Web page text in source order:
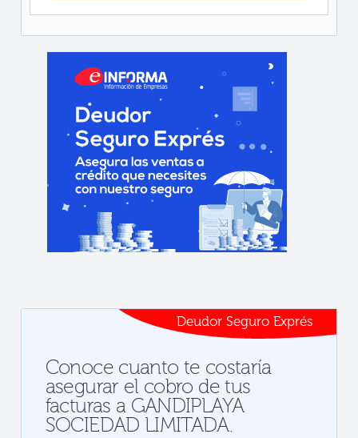
Deudor Seguro Exprés
Conoce cuanto te costaría
asegurar el cobro de tus
facturas a GANDIPLAYA
SOCIEDAD LIMITADA.